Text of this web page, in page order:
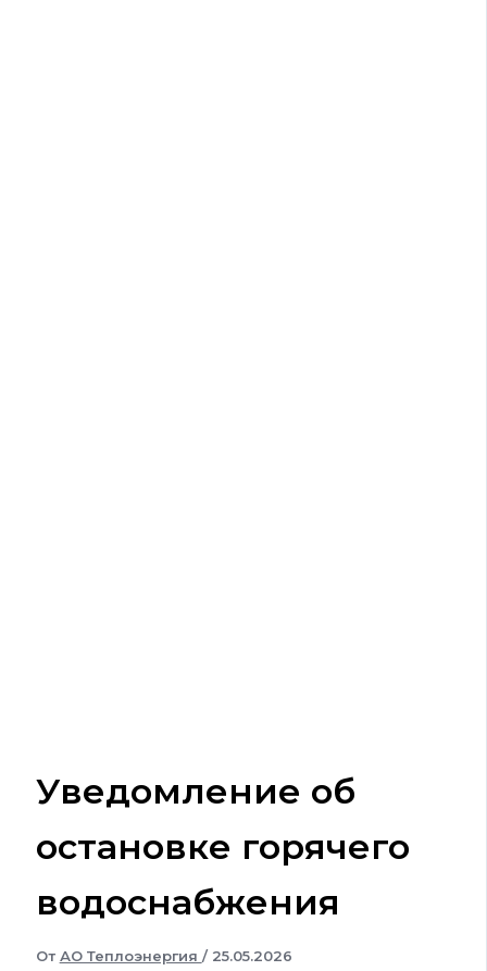
Уведомление об
остановке горячего
водоснабжения
От АО Теплоэнергия / 25.05.2026